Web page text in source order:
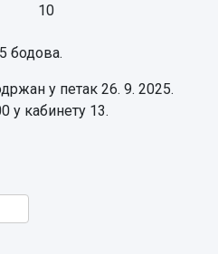
10
бодова.
у петак 26. 9. 2025.
у кабинету 13.